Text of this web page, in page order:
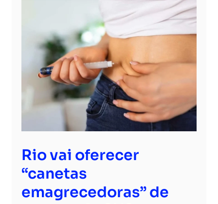
Rio vai oferecer
“canetas
emagrecedoras” de